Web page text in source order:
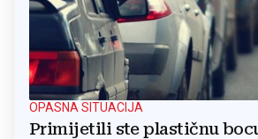
OPASNA SITUACIJA
Primijetili ste plastičnu